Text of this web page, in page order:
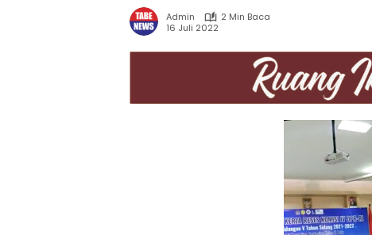
Admin
2 Min Baca
16 Juli 2022